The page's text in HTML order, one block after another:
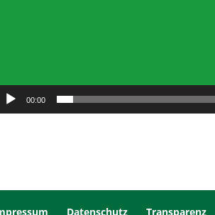
00:00
Datenschutz Transparenz